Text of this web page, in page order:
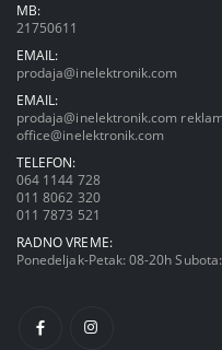
MB:
21750611
EMAIL:
prodaja@inelektronik.com
EMAIL:
prodaja@inelektronik.com
office@inelektronik.com
TELEFON:
064 1144 728
011 8062 320
011 7873 521
RADNO VREME:
Ponedeljak-Petak: 08-20h